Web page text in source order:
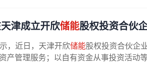
津成立开欣储能股权投资合伙
，近日，天津开欣储能股权投资合伙企
产管理服务；以自有资金从事投资活动